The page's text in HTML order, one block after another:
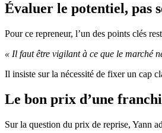
Évaluer le potentiel, pas
Pour ce repreneur, l’un des points clés
« Il faut être vigilant à ce que le marché
Il insiste sur la nécessité de fixer un cap
Le bon prix d’une
Sur la question du prix de reprise, Yann